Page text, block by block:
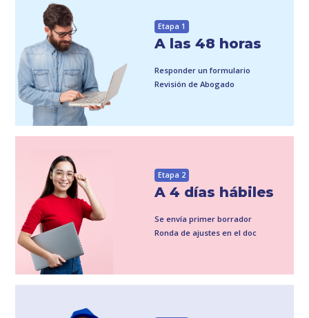
Etapa 1
A las 48 horas
Responder un formulario
Revisión de Abogado
Etapa 2
A 4 días hábiles
Se envía primer borrador
Ronda de ajustes en el doc